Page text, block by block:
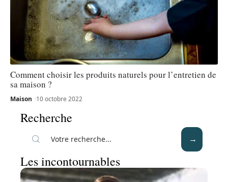
Comment choisir les produits naturels pour l’entretien de
sa maison ?
Maison 10 octobre 2022
Recherche
Les incontournables